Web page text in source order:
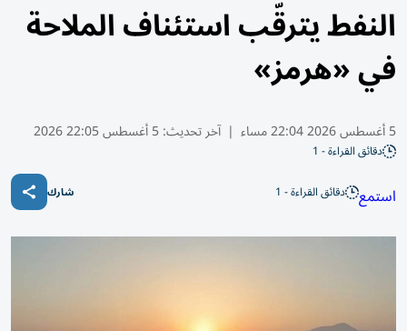
النفط يترقّب استئناف الملاحة
في «هرمز»
5 أغسطس 2026 22:04 مساء | آخر تحديث:5 أغسطس 22:05 2026
دقائق القراءة - 1
استمع دقائق القراءة - 1 شارك